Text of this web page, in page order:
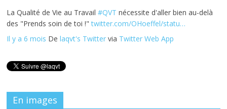
La Qualité de Vie au Travail#QVT nécessite d'aller bien au-delà
des "Prends soin de toi !"twitter.com/OHoeffel/statu…
Il y a 6 mois Delaqvt's Twitter via Twitter Web App
En images